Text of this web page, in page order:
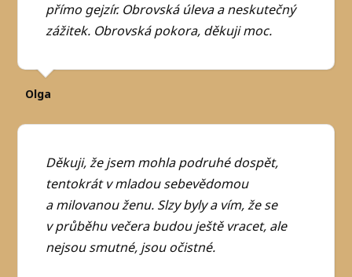
přímo gejzír. Obrovská úleva a neskutečný
zážitek. Obrovská pokora, děkuji moc.
Olga
Děkuji, že jsem mohla podruhé dospět,
tentokrát v mladou sebevědomou
a milovanou ženu. Slzy byly a vím, že se
v průběhu večera budou ještě vracet, ale
nejsou smutné, jsou očistné.